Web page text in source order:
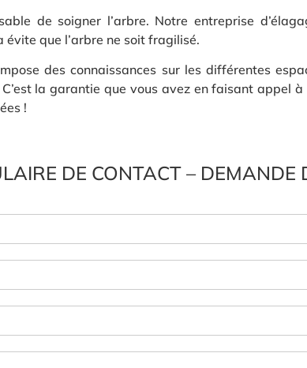
de soigner l’arbre. Notre entreprise
évite que l’arbre ne soit fragilisé.
des connaissances sur les différentes
la garantie que vous avez en faisant appel
!
DE CONTACT – DEMANDE